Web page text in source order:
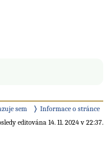
sem
Informace o stránce
editována 14. 11. 2024 v 22:37.